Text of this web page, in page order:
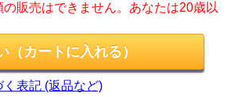
販売はできません。あなたは20歳以
表記 (返品など)